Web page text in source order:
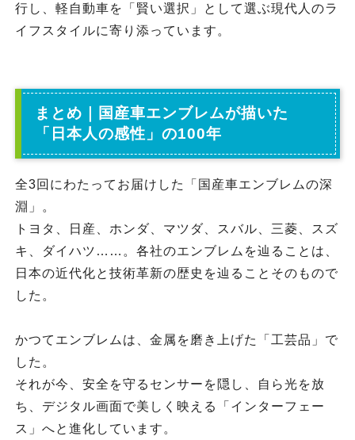
行し、軽自動車を「賢い選択」として選ぶ現代人のラ
イフスタイルに寄り添っています。
まとめ｜国産車エンブレムが描いた
「日本人の感性」の100年
全3回にわたってお届けした「国産車エンブレムの深
淵」。
トヨタ、日産、ホンダ、マツダ、スバル、三菱、スズ
キ、ダイハツ……。各社のエンブレムを辿ることは、
日本の近代化と技術革新の歴史を辿ることそのもので
した。
かつてエンブレムは、金属を磨き上げた「工芸品」で
した。
それが今、安全を守るセンサーを隠し、自ら光を放
ち、デジタル画面で美しく映える「インターフェー
ス」へと進化しています。